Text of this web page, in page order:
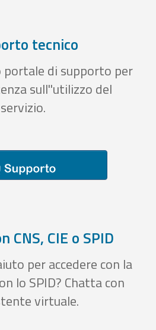
tecnico
portale di supporto per
sull''utilizzo del
servizio.
CNS, CIE o SPID
per accedere con la
lo SPID? Chatta con
virtuale.